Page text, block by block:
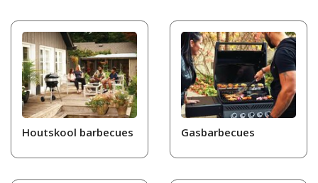
Houtskool barbecues Gasbarbecues